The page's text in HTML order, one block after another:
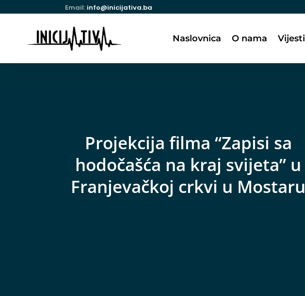
Email: info@inicijativa.ba
Naslovnica O nama Vijesti
Projekcija filma “Zapisi sa
hodočašća na kraj svijeta” u
Franjevačkoj crkvi u Mostaru